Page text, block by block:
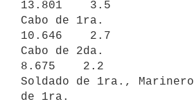
13.801    3.5
Cabo de 1ra.
10.646    2.7
Cabo de 2da.
8.675    2.2
Soldado de 1ra., Marinero
de 1ra.